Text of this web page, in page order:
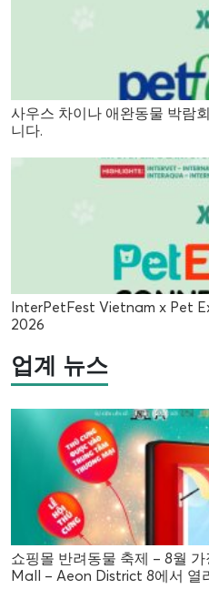
사우스 차이나 애완동물 박람
니다.
InterPetFest Vietnam x Pet
2026
업계 뉴스
쇼핑몰 반려동물 축제 – 8월
Mall – Aeon District 8에서